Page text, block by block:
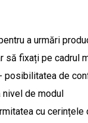
a urmări
fixați pe cadrul
de
de modul
cu cerințele